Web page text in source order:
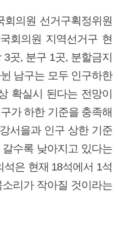
의원 선거구획정위원
회의원 지역선거구 현
3곳, 분구 1곳, 분할금지
남구는 모두 인구하한
확실시 된다는 전망이
가 하한 기준을 충족해
서을과 인구 상한 기준
수록 낮아지고 있다는
은 현재 18석에서 1석
리가 작아질 것이라는